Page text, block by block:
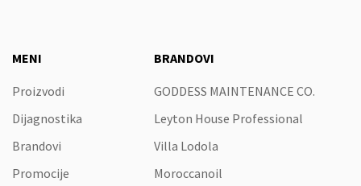
MENI
Proizvodi
Dijagnostika
Brandovi
Promocije
BRANDOVI
GODDESS MAINTENANCE CO.
Leyton House Professional
Villa Lodola
Moroccanoil